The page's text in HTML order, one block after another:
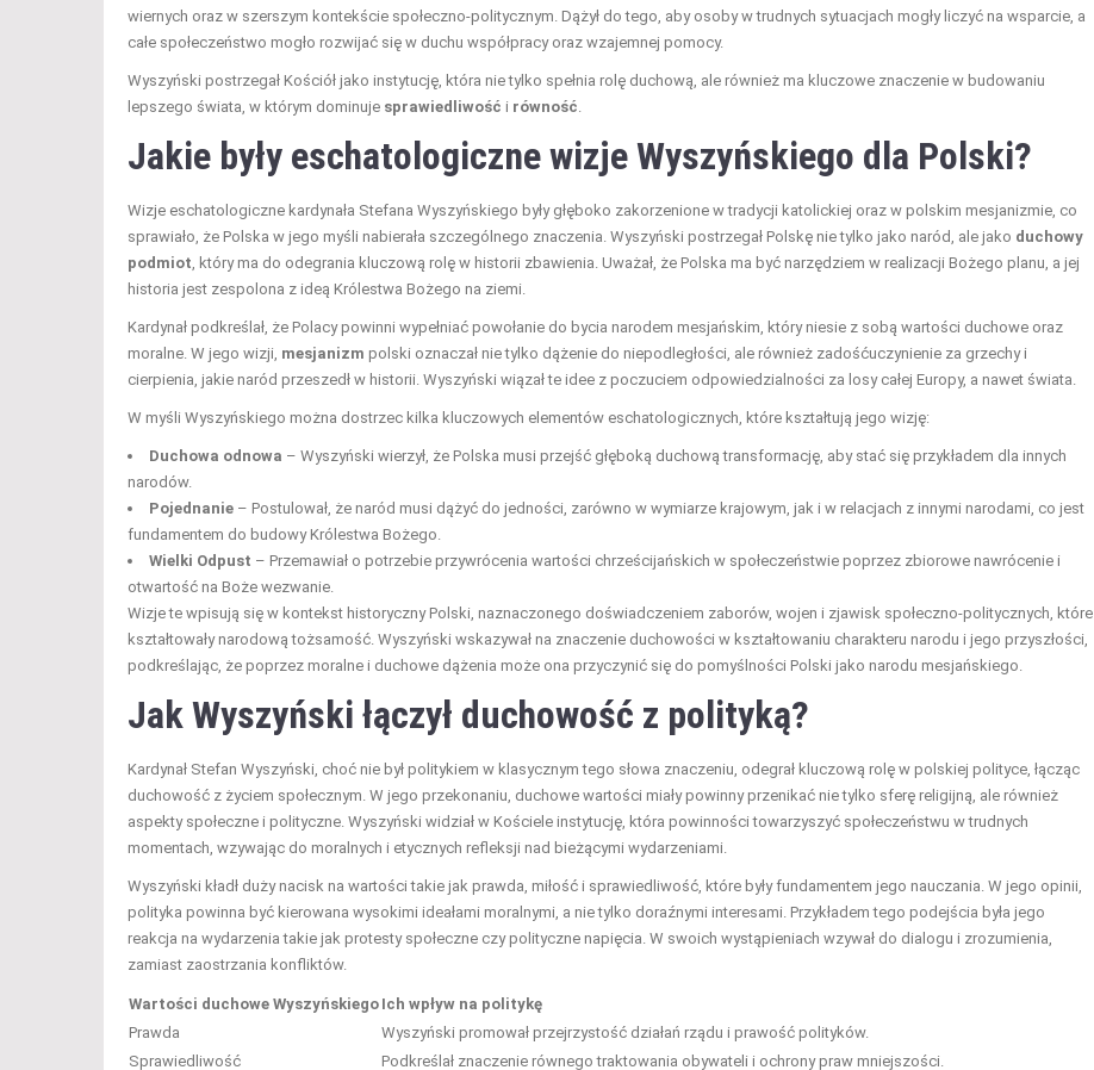
wiernych oraz w szerszym kontekście społeczno-politycznym. Dążył do tego, aby osoby w trudnych sytuacjach mogły liczyć na wsparcie, a
całe społeczeństwo mogło rozwijać się w duchu współpracy oraz wzajemnej pomocy.
Wyszyński postrzegał Kościół jako instytucję, która nie tylko spełnia rolę duchową, ale również ma kluczowe znaczenie w budowaniu
lepszego świata, w którym dominuje sprawiedliwość i równość
Jakie były eschatologiczne wizje Wyszyńskiego dla Polski?
Wizje eschatologiczne kardynała Stefana Wyszyńskiego były głęboko zakorzenione w tradycji katolickiej oraz w polskim mesjanizmie, co
sprawiało, że Polska w jego myśli nabierała szczególnego znaczenia. Wyszyński postrzegał Polskę nie tylko jako naród, ale jako duchowy
podmiot , który ma do odegrania kluczową rolę w historii zbawienia. Uważał, że Polska ma być narzędziem w realizacji Bożego planu, a jej
historia jest zespolona z ideą Królestwa Bożego na ziemi.
Kardynał podkreślał, że Polacy powinni wypełniać powołanie do bycia narodem mesjańskim, który niesie z sobą wartości duchowe oraz
moralne. W jego wizji, mesjanizm polski oznaczał nie tylko dążenie do niepodległości, ale również zadośćuczynienie za grzechy i
cierpienia, jakie naród przeszedł w historii. Wyszyński wiązał te idee z poczuciem odpowiedzialności za losy całej Europy, a nawet świata.
W myśli Wyszyńskiego można dostrzec kilka kluczowych elementów eschatologicznych, które kształtują jego wizję:
Duchowa odnowa – Wyszyński wierzył, że Polska musi przejść głęboką duchową transformację, aby stać się przykładem dla innych
narodów.
Pojednanie – Postulował, że naród musi dążyć do jedności, zarówno w wymiarze krajowym, jak i w relacjach z innymi narodami, co jest
fundamentem do budowy Królestwa Bożego.
Wielki Odpust – Przemawiał o potrzebie przywrócenia wartości chrześcijańskich w społeczeństwie poprzez zbiorowe nawrócenie i
otwartość na Boże wezwanie.
Wizje te wpisują się w kontekst historyczny Polski, naznaczonego doświadczeniem zaborów, wojen i zjawisk społeczno-politycznych, które
kształtowały narodową tożsamość. Wyszyński wskazywał na znaczenie duchowości w kształtowaniu charakteru narodu i jego przyszłości,
podkreślając, że poprzez moralne i duchowe dążenia może ona przyczynić się do pomyślności Polski jako narodu mesjańskiego.
Jak Wyszyński łączył duchowość z polityką?
Kardynał Stefan Wyszyński, choć nie był politykiem w klasycznym tego słowa znaczeniu, odegrał kluczową rolę w polskiej polityce, łącząc
duchowość z życiem społecznym. W jego przekonaniu, duchowe wartości miały powinny przenikać nie tylko sferę religijną, ale również
aspekty społeczne i polityczne. Wyszyński widział w Kościele instytucję, która powinności towarzyszyć społeczeństwu w trudnych
momentach, wzywając do moralnych i etycznych refleksji nad bieżącymi wydarzeniami.
Wyszyński kładł duży nacisk na wartości takie jak prawda, miłość i sprawiedliwość, które były fundamentem jego nauczania. W jego opinii,
polityka powinna być kierowana wysokimi ideałami moralnymi, a nie tylko doraźnymi interesami. Przykładem tego podejścia była jego
reakcja na wydarzenia takie jak protesty społeczne czy polityczne napięcia. W swoich wystąpieniach wzywał do dialogu i zrozumienia,
zamiast zaostrzania konfliktów.
Wartości duchowe Wyszyńskiego Ich wpływ na politykę
Prawda
Wyszyński promował przejrzystość działań rządu i prawość polityków.
Sprawiedliwość
Podkreślał znaczenie równego traktowania obywateli i ochrony praw mniejszości.